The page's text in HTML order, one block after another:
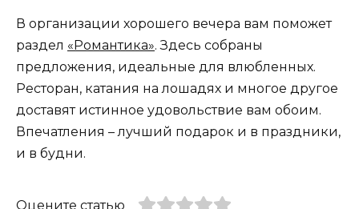
В организации хорошего вечера вам поможет
раздел «Романтика». Здесь собраны
предложения, идеальные для влюбленных.
Ресторан, катания на лошадях и многое другое
доставят истинное удовольствие вам обоим.
Впечатления – лучший подарок и в праздники,
и в будни.
Оцените статью